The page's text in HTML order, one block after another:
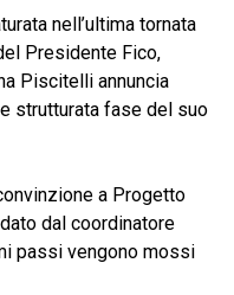
nell’ultima tornata
Presidente Fico,
Piscitelli annuncia
strutturata fase del suo
a Progetto
dal coordinatore
passi vengono mossi